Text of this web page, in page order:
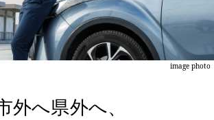
image photo
外へ県外へ、